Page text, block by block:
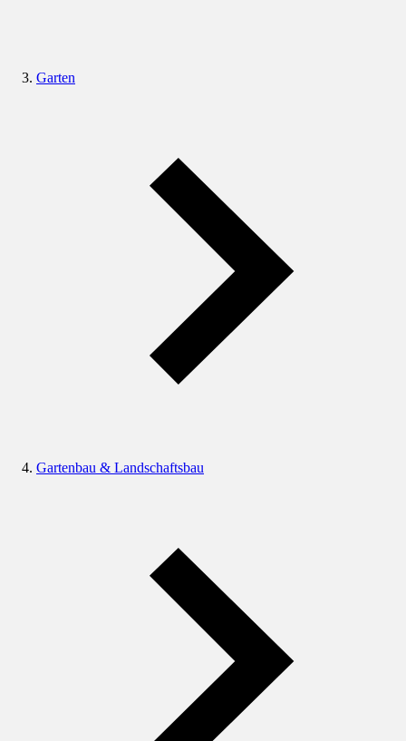
Garten
Gartenbau & Landschaftsbau